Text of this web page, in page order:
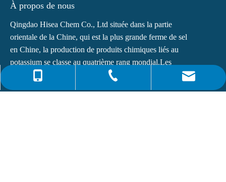
0086-532-85708217
0086-4008266163-82717
info@hiseachem.com
À propos de nous
Qingdao Hisea Chem Co., Ltd située dans la partie
orientale de la Chine, qui est la plus grande ferme de sel
en Chine, la production de produits chimiques liés au
potassium se classe au quatrième rang mondial.Les